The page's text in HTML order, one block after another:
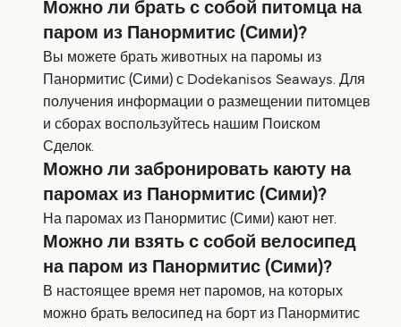
Можно ли брать с собой питомца на
паром из Панормитис (Сими)?
Вы можете брать животных на паромы из
Панормитис (Сими) с Dodekanisos Seaways. Для
получения информации о размещении питомцев
и сборах воспользуйтесь нашим Поиском
Сделок.
Можно ли забронировать каюту на
паромах из Панормитис (Сими)?
На паромах из Панормитис (Сими) кают нет.
Можно ли взять с собой велосипед
на паром из Панормитис (Сими)?
В настоящее время нет паромов, на которых
можно брать велосипед на борт из Панормитис